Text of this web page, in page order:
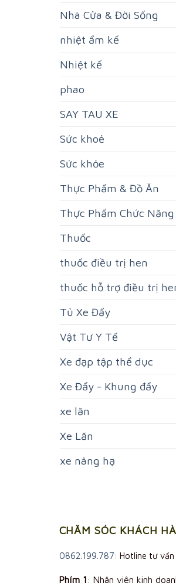
Nhà Cửa & Đời Sống
nhiệt ẩm kế
Nhiệt kế
phao
SAY TAU XE
Sức khoẻ
Sức khỏe
Thực Phẩm & Đồ Ăn
Thực Phẩm Chức Năng
Thuốc
thuốc điều trị hen
thuốc hỗ trợ điều trị
Tủ Xe Đẩy
Vật Tư Y Tế
Xe đạp tập thể dục
Xe Đẩy - Khung đẩy
xe lăn
Xe Lăn
xe nâng hạ
CHĂM SÓC KHÁCH
0862.199.787: Hotline tư vấn
Phím 1: Nhân viên kinh